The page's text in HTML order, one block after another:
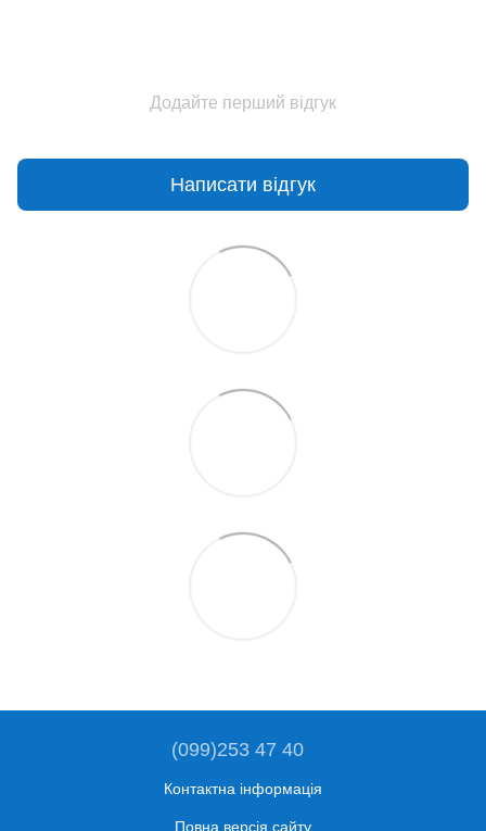
Додайте перший відгук
Написати відгук
(099)253 47 40
Контактна інформація
Повна версія сайту